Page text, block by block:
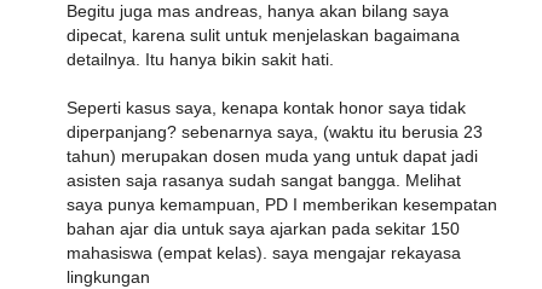
Begitu juga mas andreas, hanya akan bilang saya
dipecat, karena sulit untuk menjelaskan bagaimana
detailnya. Itu hanya bikin sakit hati.
Seperti kasus saya, kenapa kontak honor saya tidak
diperpanjang? sebenarnya saya, (waktu itu berusia 23
tahun) merupakan dosen muda yang untuk dapat jadi
asisten saja rasanya sudah sangat bangga. Melihat
saya punya kemampuan, PD I memberikan kesempatan
bahan ajar dia untuk saya ajarkan pada sekitar 150
mahasiswa (empat kelas). saya mengajar rekayasa
lingkungan